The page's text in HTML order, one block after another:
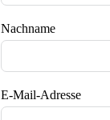
Nachname
E-Mail-Adresse